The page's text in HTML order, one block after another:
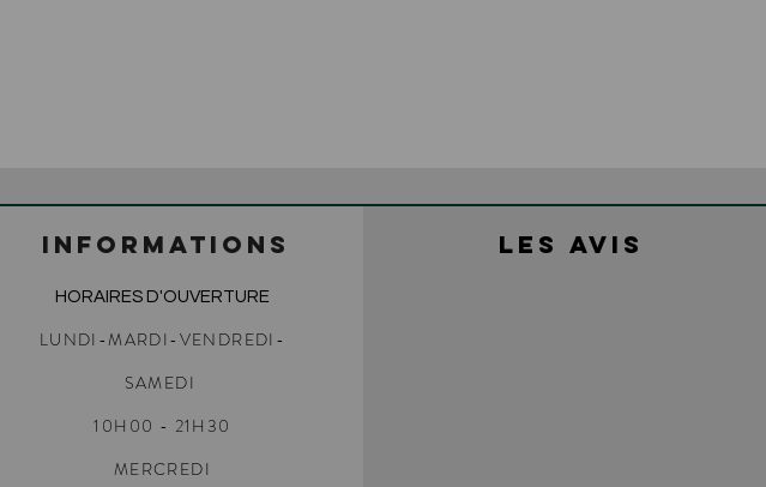
INFORMATIONS
HORAIRES D'OUVERTURE
LUNDI-MARDI-VENDREDI-
SAMEDI
10H00 - 21H30
MERCREDI
LES AVIS